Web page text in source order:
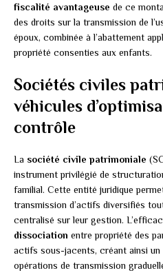
fiscalité avantageuse de ce
des droits sur la transmission de
époux, combinée à l’abattement
propriété consenties aux enfants.
Sociétés civiles
véhicules
contrôle
La société civile patrimoniale
instrument privilégié de
familial. Cette entité juridique
transmission d’actifs diversifiés
centralisé sur leur gestion.
dissociation entre propriété des
actifs sous-jacents, créant ainsi
opérations de transmission